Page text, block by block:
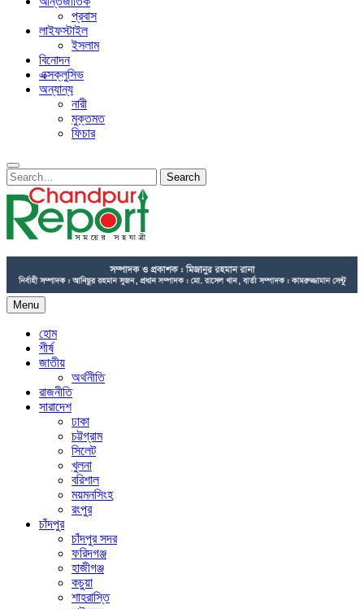
প্রবাস
লাইফস্টাইল
ইসলাম
বিনোদন
এক্সক্লুসিভ
অন্যান্য
নারী
মুক্তমত
ফিচার
Search
for:
Search
chandpurreport.com- News Portal In Chandpur.
Find News Portal Latest News, Videos & Pictures on News
Portal and see latest updates, news, information In Chandpur.
Menu
হোম
শীর্ষ
জাতীয়
অর্থনীতি
রাজনীতি
সারাদেশ
ঢাকা
চট্টগ্রাম
সিলেট
খুলনা
বরিশাল
ময়মনসিংহ
রংপুর
চাঁদপুর
চাঁদপুর সদর
ফরিদগঞ্জ
হাজীগঞ্জ
কচুয়া
শাহরাস্তি